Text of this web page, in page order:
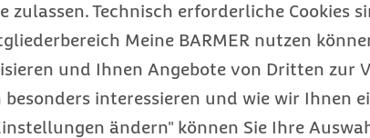
zulassen. Technisch erforderliche Cookies
Meine BARMER nutzen
und Ihnen Angebote von Dritten zur
interessieren und wie wir Ihnen
ändern" können Sie Ihre
der
wenden Sie
dazu,